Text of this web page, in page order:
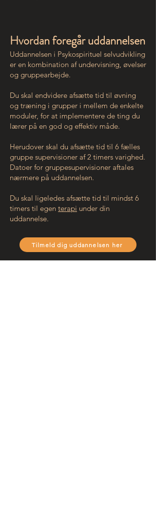
Hvordan foregår uddannelsen
Uddannelsen i Psykospirituel selvudvikling
er en kombination af undervisning, øvelser
og gruppearbejde.
Du skal endvidere afsætte tid til øvning
og træning i grupper i mellem de enkelte
moduler, for at implementere de ting du
lærer på en god og effektiv måde.
Herudover skal du afsætte tid til 6 fælles
gruppe supervisioner af 2 timers varighed.
Datoer for gruppesupervisioner aftales
nærmere på uddannelsen.
Du skal ligeledes afsætte tid til mindst 6
timers til egen terapi under din
uddannelse.
Tilmeld dig uddannelsen her